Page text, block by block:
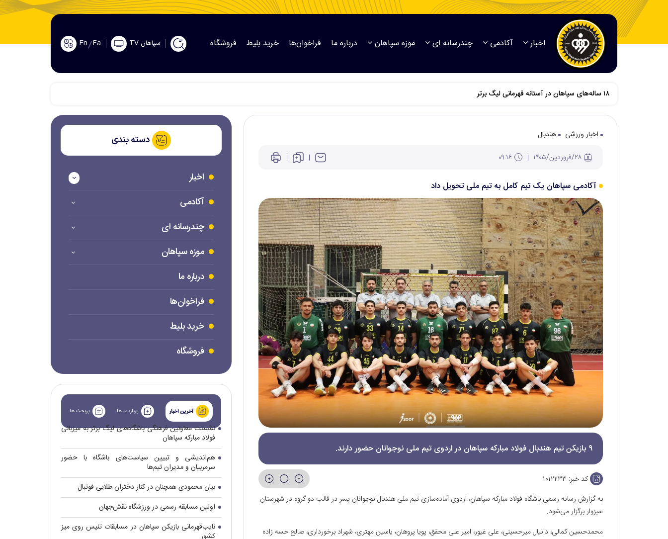
اخبار آکادمی چندرسانه ای موزه سپاهان درباره ما فراخوان‌ها خرید بلیط فروشگاه سپاهان TV Fa
En
اخبار ورزشی
هندبال
آکادمی سپاهان یک تیم کامل به تیم ملی تحویل داد
۹ بازیکن تیم هندبال فولاد مبارکه سپاهان در اردوی تیم ملی نوجوانان‌ حضور دارند.
کد خبر: ۱۰۱۲۲۳۳
به گزارش رسانه رسمی باشگاه فولاد مبارکه سپاهان، اردوی آماده‌سازی تیم ملی هندبال نوجوانان پسر در قالب دو گروه در شهرستان
سبزوار برگزار می‌شود.
محمدحسین کمالی، دانیال میرحسینی، علی غیور، امیر علی محقق، پویا پروهان، یاسین مهتری، شهراد برخورداری، صالح حسه زاده
دسته بندی
اخبار
آکادمی
چندرسانه ای
موزه سپاهان
درباره ما
فراخوان‌ها
خرید بلیط
فروشگاه
آخرین اخبار پربازدید ها پربحث ها
نشست معاونین فرهنگی باشگاه‌های لیگ برتر به میزبانی
فولاد مبارکه سپاهان
هم‌اندیشی و تبیین سیاست‌های باشگاه با حضور
سرمربیان و مدیران تیم‌ها
بیان محمودی همچنان در کنار دختران طلایی فوتبال
اولین مسابقه رسمی در ورزشگاه نقش‌جهان
نایب‌قهرمانی بازیکن سپاهان در مسابقات تنیس روی میز
کشور